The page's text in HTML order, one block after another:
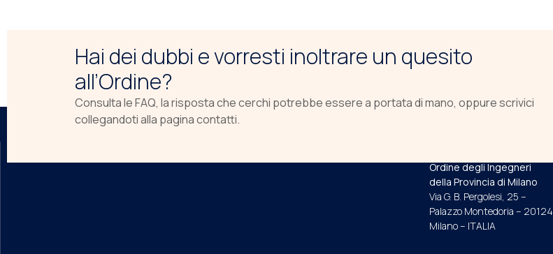
Hai dei dubbi e vorresti inoltrare un quesito
all’Ordine?
Consulta le FAQ, la risposta che cerchi potrebbe essere a portata di mano, oppure scrivici
collegandoti alla pagina contatti.
Ordine degli Ingegneri
della Provincia di Milano
Via G. B. Pergolesi, 25 –
Palazzo Montedoria – 20124
Milano – ITALIA